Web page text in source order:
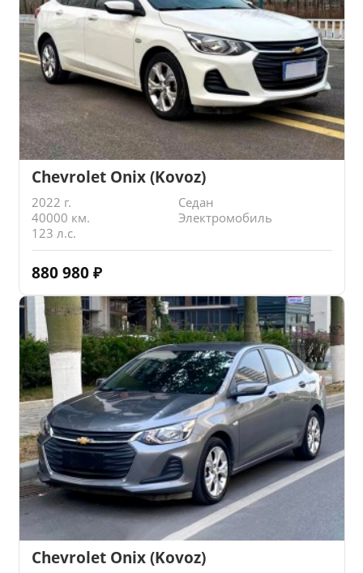
Chevrolet Onix (Kovoz)
2022 г.
Седан
40000 км.
Электромобиль
123 л.с.
880 980 ₽
Chevrolet Onix (Kovoz)